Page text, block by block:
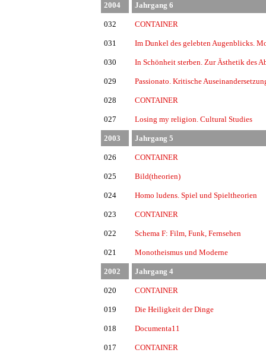
2004 Jahrgang 6
032 CONTAINER
031 Im Dunkel des gelebten Augenblicks.
030 In Schönheit sterben. Zur Ästhetik des
029 Passionato. Kritische
028 CONTAINER
027 Losing my religion. Cultural Studies
2003 Jahrgang 5
026 CONTAINER
025 Bild(theorien)
024 Homo ludens. Spiel und Spieltheorien
023 CONTAINER
022 Schema F: Film, Funk, Fernsehen
021 Monotheismus und Moderne
2002 Jahrgang 4
020 CONTAINER
019 Die Heiligkeit der Dinge
018 Documenta11
017 CONTAINER